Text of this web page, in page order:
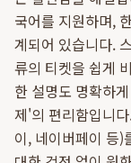
국어를 지원하며,
계되어 있습니다.
류의 티켓을 쉽게
한 설명도 명확하
제'의 편리함입니
이, 네이버페이 등)